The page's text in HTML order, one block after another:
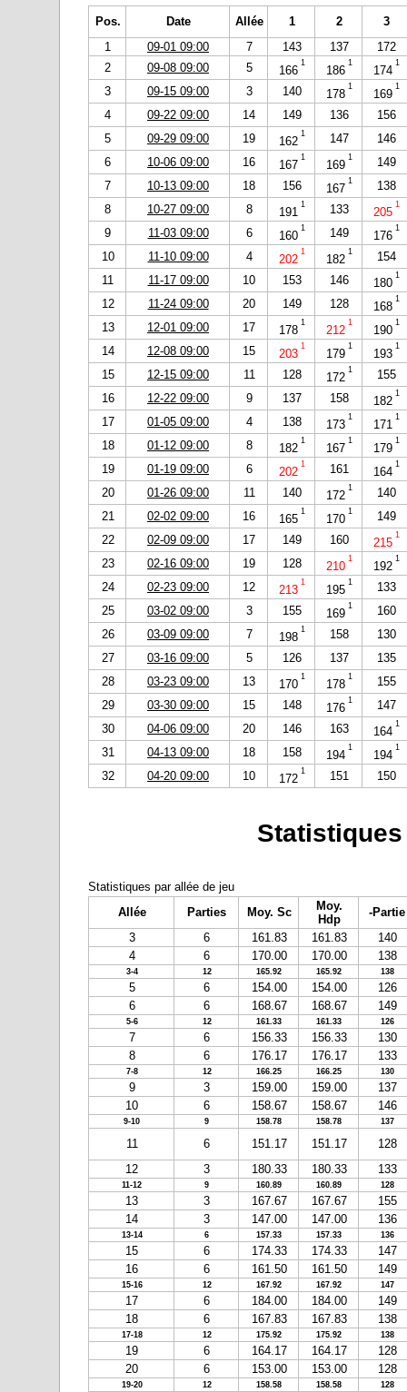
Pos. Date Allée 1 2
3
1
09-01 09:00 7 143 137
172
2
09-08 09:00 5 166
1
186
1
174
1
3 09-15 09:00 3 140 178
1
169
1
4 09-22 09:00 14 149 136
156
5
09-29 09:00 19 162
1 147
146
6
10-06 09:00 16 167
1
169
1
149
7
10-13 09:00 18 156 167
1
138
8
10-27 09:00 8 191
1 133 205
1
9 11-03 09:00 6 160
1 149 176
1
10 11-10 09:00 4 202
1
182
1
154
11
11-17 09:00 10 153 146 180
1
12 11-24 09:00 20 149 128 168
1
13 12-01 09:00 17 178
1
212
1
190
1
14 12-08 09:00 15 203
1
179
1
193
1
15 12-15 09:00 11 128 172
1
155
16
12-22 09:00 9 137 158 182
1
17 01-05 09:00 4 138 173
1
171
1
18 01-12 09:00 8 182
1
167
1
179
1
19 01-19 09:00 6 202
1 161 164
1
20 01-26 09:00 11 140 172
1
140
21
02-02 09:00 16 165
1
170
1
149
22
02-09 09:00 17 149 160 215
1
23 02-16 09:00 19 128 210
1
192
1
24 02-23 09:00 12 213
1
195
1
133
25
03-02 09:00 3 155 169
1
160
26
03-09 09:00 7 198
1 158
130
27
03-16 09:00 5 126 137
135
28
03-23 09:00 13 170
1
178
1
155
29
03-30 09:00 15 148 176
1
147
30
04-06 09:00 20 146 163 164
1
31 04-13 09:00 18 158 194
1
194
1
32 04-20 09:00 10 172
1 151 150
Statistiques par allée de jeu
Allée
Parties Moy. Sc
Moy.
Hdp
-Partie
3
6 161.83 161.83
140
4
6 170.00 170.00 138
3-4 12 165.92 165.92 138
5 6 154.00 154.00
126
6
6 168.67 168.67 149
5-6 12 161.33 161.33 126
7 6 156.33 156.33
130
8
6 176.17 176.17 133
7-8 12 166.25 166.25 130
9 3 159.00 159.00
137
10
6 158.67 158.67 146
9-10 9 158.78 158.78 137
11 6 151.17 151.17
128
12
3 180.33 180.33 133
11-12 9 160.89 160.89 128
13 3 167.67 167.67
155
14
3 147.00 147.00 136
13-14 6 157.33 157.33 136
15 6 174.33 174.33
147
16
6 161.50 161.50 149
15-16 12 167.92 167.92 147
17 6 184.00 184.00
149
18
6 167.83 167.83 138
17-18 12 175.92 175.92 138
19 6 164.17 164.17
128
20
6 153.00 153.00 128
19-20 12 158.58 158.58 128